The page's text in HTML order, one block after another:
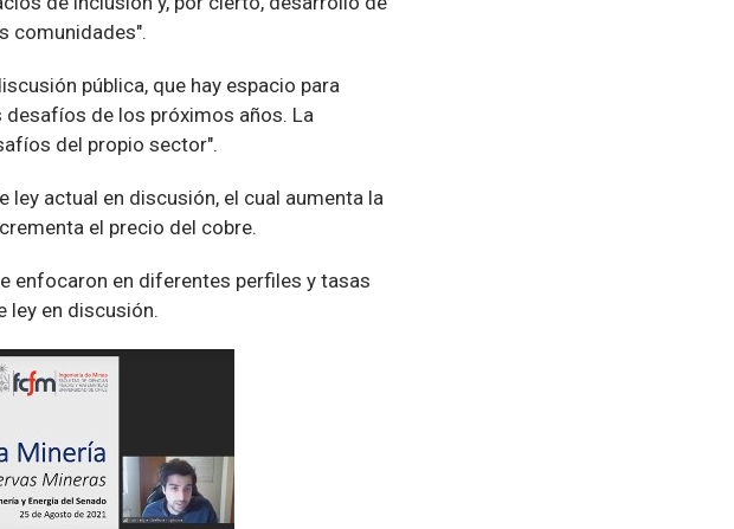
comunidades".
pública, que hay espacio para
de los próximos años. La
del propio sector".
actual en discusión, el cual aumenta la
el precio del cobre.
enfocaron en diferentes perfiles y tasas
ley en discusión.